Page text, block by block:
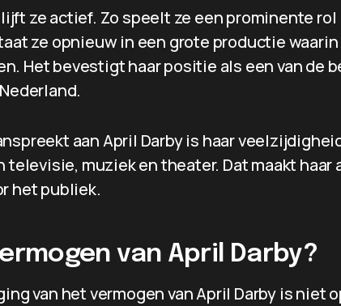
ze actief. Zo speelt ze een prominente rol
ze opnieuw in een grote productie waarin
Het bevestigt haar positie als een van de
aan April Darby is haar
muziek en theater. Dat maakt haar
het publiek.
van April Darby?
van het vermogen van April Darby is niet